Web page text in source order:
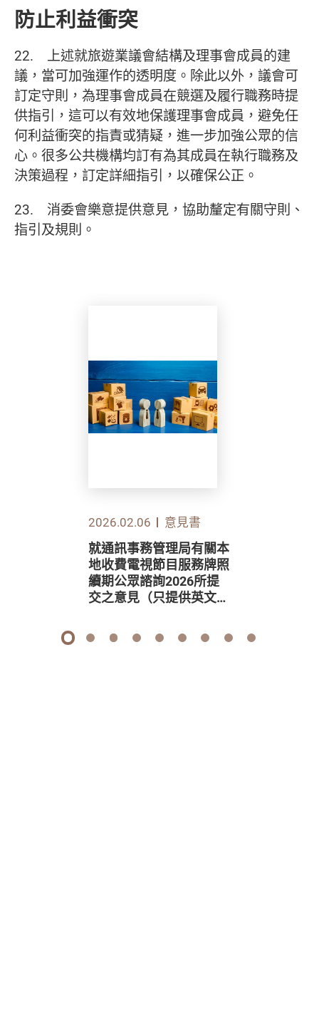
防止利益衝突
22. 上述就旅遊業議會結構及理事會成員的建
議，當可加強運作的透明度。除此以外，議會可
訂定守則，為理事會成員在競選及履行職務時提
供指引，這可以有效地保護理事會成員，避免任
何利益衝突的指責或猜疑，進一步加強公眾的信
心。很多公共機構均訂有為其成員在執行職務及
決策過程，訂定詳細指引，以確保公正。
23. 消委會樂意提供意見，協助釐定有關守則、
指引及規則。
2026.02.06 意見書
就通訊事務管理局有關本
地收費電視節目服務牌照
續期公眾諮詢2026所提
交之意見（只提供英文
1 2 3 4 5 6 7 8 9